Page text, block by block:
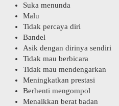
Suka menunda
Malu
Tidak percaya diri
Bandel
Asik dengan dirinya sendiri
Tidak mau berbicara
Tidak mau mendengarkan
Meningkatkan prestasi
Berhenti mengompol
Menaikkan berat badan